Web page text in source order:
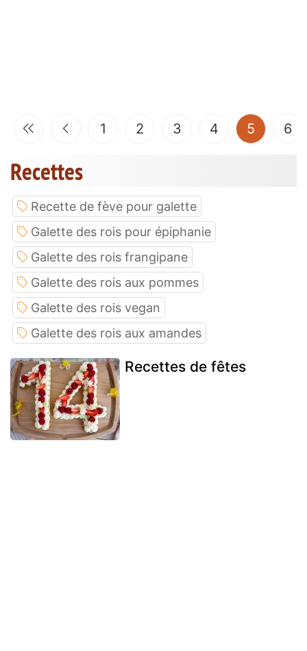
1 2 3 4 5 6
Recettes
Recette de fève pour galette
Galette des rois pour épiphanie
Galette des rois frangipane
Galette des rois aux pommes
Galette des rois vegan
Galette des rois aux amandes
Recettes de fêtes